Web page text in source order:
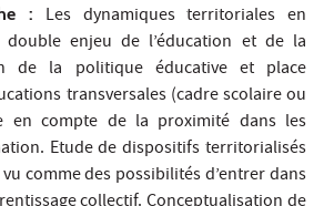
:
Les dynamiques territoriales en
double enjeu de l’éducation et de la
de la politique éducative et place
transversales (cadre scolaire ou
en compte de la proximité dans les
Etude de dispositifs territorialisés
comme des possibilités d’entrer dans